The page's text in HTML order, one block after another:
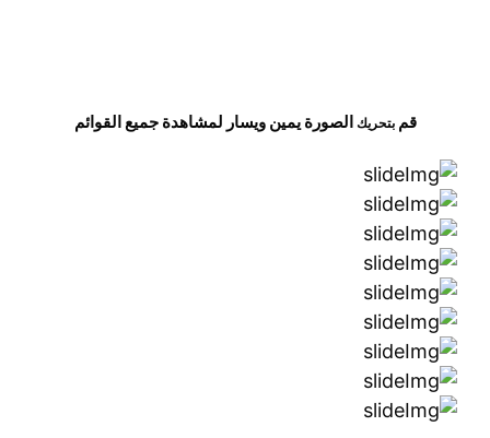
قم بتحريك الصورةيمينويسار لمشاهدةجميع القوائم